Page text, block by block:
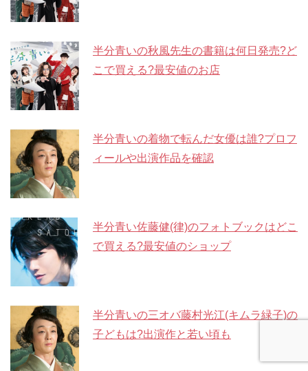
半分青いの秋風先生の書籍は何日発売?ど
こで買える?最安値のお店
半分青いの着物で転んだ女優は誰?プロフ
ィールや出演作品を確認
半分青い佐藤健(律)のフォトブックはどこ
で買える?最安値のショップ
半分青いの三オバ藤村光江(キムラ緑子)の
子どもは?出演作と若い頃も